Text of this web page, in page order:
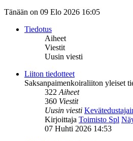
Tänään on 09 Elo 2026 16:05
Tiedotus
Aiheet
Viestit
Uusin viesti
Liiton tiedotteet
Saksanpaimenkoiraliiton yleiset
322Aiheet
360 Viestit
Uusin viesti
Kirjoittaja Toimisto Spl
07 Huhti 2026 14:53